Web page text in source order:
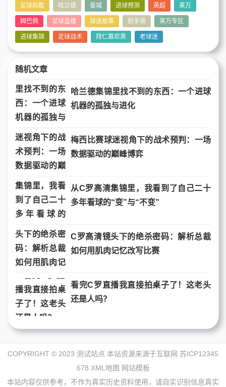
足球前瞻 哈兰德 曼城 进球预测 英超 莱万
姆巴佩 足球直播 球迷故事 射手榜 莱万专区
进球集锦 足球战术 拜仁慕尼黑 老球迷
随机文章
哈兰德集锦里找不到的东西：一个进球
机器的孤独与进化
梅西比赛球迷视角下的战术预判：一场
数据驱动的巅峰博弈
从C罗高清集锦里，我看到了自己二十
多年看球的“变”与“不变”
C罗高清镜头下的绝杀密码：解析总裁
如何用肌肉记忆改写比赛
看完C罗直播我直接拍桌子了！这老头
还是人吗？
COPYRIGHT © 2023 测试站点 本站资源来源于互联网 苏ICP12345
678 XML地图 网站模板
本站内容仅供参考，不作为真实历史资料使用，请自实识别信息真实